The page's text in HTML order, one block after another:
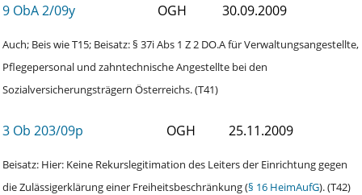
9 ObA 2/09y OGH 30.09.2009
Auch; Beis wie T15; Beisatz: § 37i Abs 1 Z 2 DO.A für Verwaltungsangestellte,
Pflegepersonal und zahntechnische Angestellte bei den
Sozialversicherungsträgern Österreichs. (T41)
3 Ob 203/09p OGH 25.11.2009
Beisatz: Hier: Keine Rekurslegitimation des Leiters der Einrichtung gegen
die Zulässigerklärung einer Freiheitsbeschränkung (§ 16 HeimAufG). (T42)